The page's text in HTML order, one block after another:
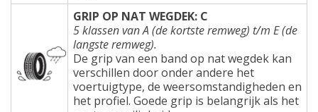
GRIP OP NAT WEGDEK: C
5 klassen van A (de kortste remweg) t/m E (de
langste remweg).
De grip van een band op nat wegdek kan
verschillen door onder andere het
voertuigtype, de weersomstandigheden en
het profiel. Goede grip is belangrijk als het